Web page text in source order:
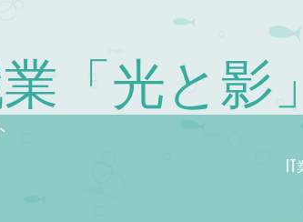
「光と影」